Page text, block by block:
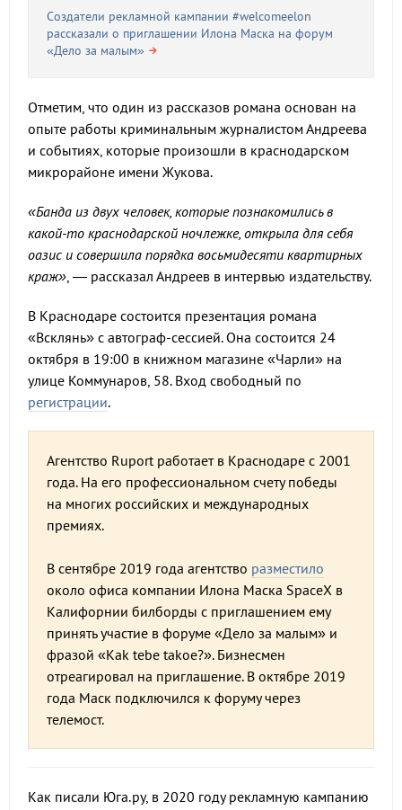
Создатели рекламной кампании #welcomeelon
рассказали о приглашении Илона Маска на форум
«Дело за малым»
Отметим, что один из рассказов романа основан на
опыте работы криминальным журналистом Андреева
и событиях, которые произошли в краснодарском
микрорайоне имени Жукова.
«Банда из двух человек, которые познакомились в
какой-то краснодарской ночлежке, открыла для себя
оазис и совершила порядка восьмидесяти квартирных
краж», — рассказал Андреев в интервью издательству.
В Краснодаре состоится презентация романа
«Всклянь» с автограф-сессией. Она состоится 24
октября в 19:00 в книжном магазине «Чарли» на
улице Коммунаров, 58. Вход свободный по
регистрации.
Агентство Ruport работает в Краснодаре с 2001
года. На его профессиональном счету победы
на многих российских и международных
премиях.
В сентябре 2019 года агентство разместило
около офиса компании Илона Маска SpaceX в
Калифорнии билборды с приглашением ему
принять участие в форуме «Дело за малым» и
фразой «Kak tebe takoe?». Бизнесмен
отреагировал на приглашение. В октябре 2019
года Маск подключился к форуму через
телемост.
Как писали Юга.ру, в 2020 году рекламную кампанию